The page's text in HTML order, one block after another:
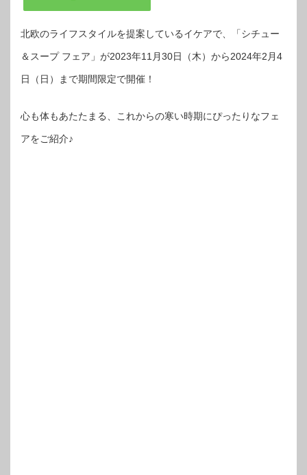
北欧のライフスタイルを提案しているイケアで、「シチュー
＆スープ フェア」が2023年11月30日（木）から2024年2月4
日（日）まで期間限定で開催！
心も体もあたたまる、これからの寒い時期にぴったりなフェ
アをご紹介♪